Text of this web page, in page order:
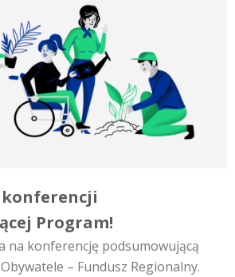
konferencji
Program!
na konferencję podsumowującą
– Fundusz Regionalny.